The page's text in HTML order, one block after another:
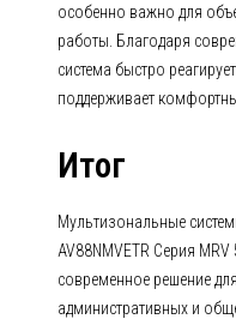
особенно важно для
работы. Благодаря
система быстро
поддерживает
Итог
Мультизональные
AV88NMVETR Серия
современное решение
административных и